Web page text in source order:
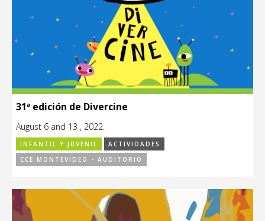
31ª edición de Divercine
August 6 and 13 , 2022.
INFANTIL Y JUVENIL
ACTIVIDADES
CCE MONTEVIDEO - AUDITORIO